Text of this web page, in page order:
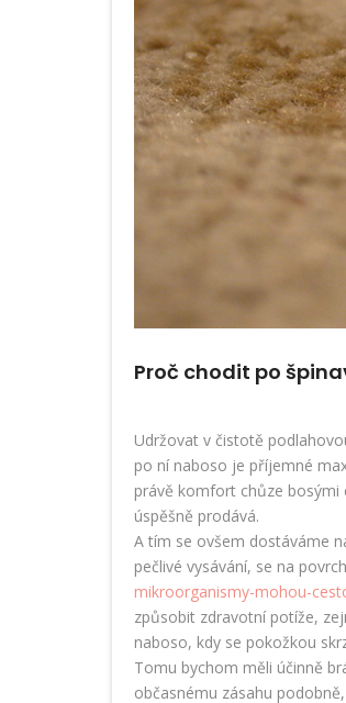
Proč chodit po
Udržovat v čistotě
po ní naboso je příjemné
právě komfort chůze
úspěšně prodává.
A tím se ovšem dostáváme
pečlivé vysávání, se na
mikroorganismy-mohou-
způsobit zdravotní potíže,
naboso, kdy se pokožkou
Tomu bychom měli účinně
občasnému zásahu